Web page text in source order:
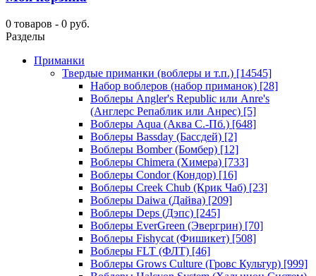
0 товаров - 0 руб.
Разделы
Приманки
Твердые приманки (воблеры и т.п.) [14545]
Набор воблеров (набор приманок) [28]
Воблеры Angler's Republic или Anre's
(Англерс Репаблик или Анрес) [5]
Воблеры Aqua (Аква С.-Пб.) [648]
Воблеры Bassday (Бассдей) [2]
Воблеры Bomber (Бомбер) [12]
Воблеры Chimera (Химера) [733]
Воблеры Condor (Кондор) [16]
Воблеры Creek Chub (Крик Чаб) [23]
Воблеры Daiwa (Дайва) [209]
Воблеры Deps (Дэпс) [245]
Воблеры EverGreen (Эвергрин) [70]
Воблеры Fishycat (Фишикет) [508]
Воблеры FLT (ФЛТ) [46]
Воблеры Grows Culture (Гровс Культур) [999]